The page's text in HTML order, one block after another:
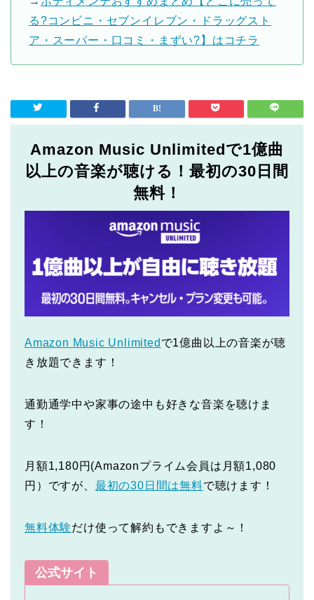
る?コンビニ・セブンイレブン・ドラッグスト
ア・スーパー・口コミ・まずい?】はコチラ
Amazon Music Unlimitedで1億曲
以上の音楽が聴ける！最初の30日間
無料！
Amazon Music Unlimited で1億曲以上の音楽が聴
き放題できます！
通勤通学中や家事の途中も好きな音楽を聴けま
す！
月額1,180円(Amazonプライム会員は月額1,080
円）ですが、 最初の30日間は無料で聴けます！
無料体験だけ使って解約もできますよ～！
公式サイト